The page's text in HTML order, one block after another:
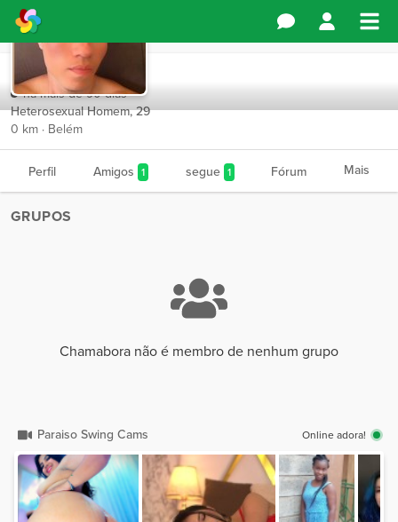
Chamabora
há mais de 90 dias
Heterosexual Homem, 29
0 km · Belém
Perfil Amigos 1 segue 1 Fórum Mais
GRUPOS
Chamabora não é membro de nenhum grupo
Paraiso Swing Cams Online adora!